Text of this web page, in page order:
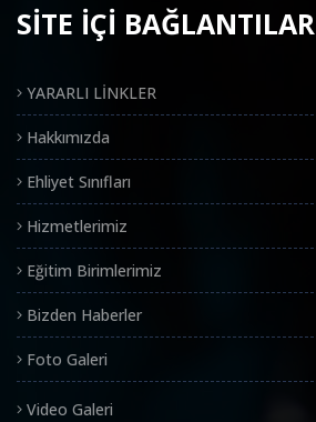
SİTE İÇİ BAĞLANTILAR
YARARLI LİNKLER
Hakkımızda
Ehliyet Sınıfları
Hizmetlerimiz
Eğitim Birimlerimiz
Bizden Haberler
Foto Galeri
Video Galeri